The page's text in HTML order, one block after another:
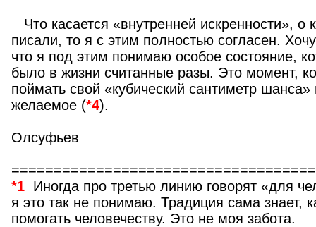
Что касается «внутренней искренности», о
писали, то я с этим полностью согласен.
что я под этим понимаю особое состояние,
было в жизни считанные разы. Это момент,
поймать свой «кубический сантиметр шанса»
желаемое (*4).
Олсуфьев
*1 Иногда про третью линию говорят «для
я это так не понимаю. Традиция сама знает,
помогать человечеству. Это не моя забота.